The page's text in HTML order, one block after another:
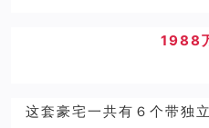
1988
这套豪宅一共有６个带独